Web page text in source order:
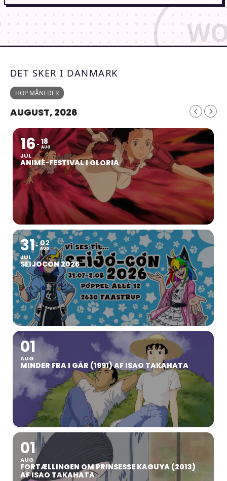
DET SKER I DANMARK
HOP MÅNEDER
AUGUST, 2026
16
JUL
18
AUG
ANIMÉ-FESTIVAL I GLORIA
31
JUL
02
AUG
SEIJOCON 2026
01
AUG
MINDER FRA I GÅR (1991) AF ISAO TAKAHATA
01
AUG
FORTÆLLINGEN OM PRINSESSE KAGUYA (2013)
AF ISAO TAKAHATA